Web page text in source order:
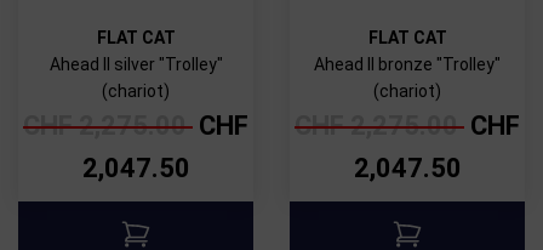
FLAT CAT
Ahead II silver "Trolley"
(chariot)
CHF 2,275.00 CHF
2,047.50
FLAT CAT
Ahead II bronze "Trolley"
(chariot)
CHF 2,275.00 CHF
2,047.50